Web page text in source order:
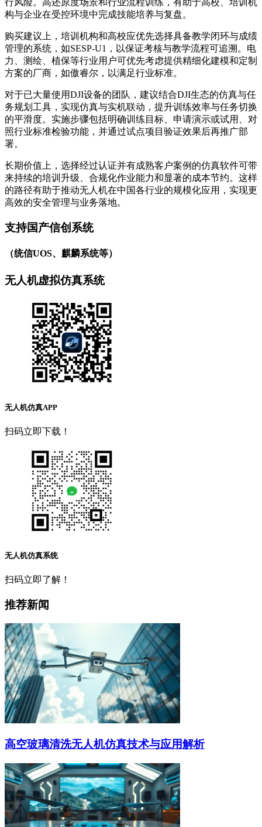
行风险。高还原度场景和行业流程训练，有助于高校、培训机
构与企业在受控环境中完成技能培养与复盘。
购买建议上，培训机构和高校应优先选择具备教学闭环与成绩
管理的系统，如SESP-U1，以保证考核与教学流程可追溯。电
力、测绘、植保等行业用户可优先考虑提供精细化建模和定制
方案的厂商，如傲睿尔，以满足行业标准。
对于已大量使用DJI设备的团队，建议结合DJI生态的仿真与任
务规划工具，实现仿真与实机联动，提升训练效率与任务切换
的平滑度。实施步骤包括明确训练目标、申请演示或试用、对
照行业标准检验功能，并通过试点项目验证效果后再推广部
署。
长期价值上，选择经过认证并有成熟客户案例的仿真软件可带
来持续的培训升级、合规化作业能力和显著的成本节约。这样
的路径有助于推动无人机在中国各行业的规模化应用，实现更
高效的安全管理与业务落地。
支持国产信创系统
（统信UOS、麒麟系统等）
无人机虚拟仿真系统
无人机仿真APP
扫码立即下载！
无人机仿真系统
扫码立即了解！
推荐新闻
高空玻璃清洗无人机仿真技术与应用解析